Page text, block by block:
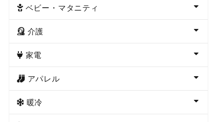
ベビー・マタニティ
介護
家電
アパレル
暖冷